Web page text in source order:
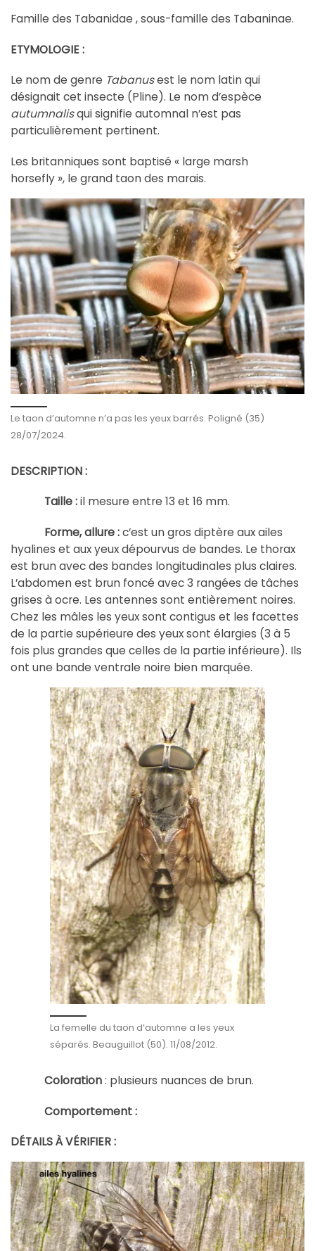
Famille des Tabanidae , sous-famille des Tabaninae.
ETYMOLOGIE :
Le nom de genre Tabanusest le nom latin qui
désignait cet insecte (Pline). Le nom d’espèce
autumnalisqui signifie automnal n’est pas
particulièrement pertinent.
Les britanniques sont baptisé « large marsh
horsefly », le grand taon des marais.
Le taon d’automne n’a pas les yeux barrés. Poligné (35)
28/07/2024.
DESCRIPTION :
Taille :il mesure entre 13 et 16 mm.
Forme, allure :c’est un gros diptère aux ailes
hyalines et aux yeux dépourvus de bandes. Le thorax
est brun avec des bandes longitudinales plus claires.
L’abdomen est brun foncé avec 3 rangées de tâches
grises à ocre. Les antennes sont entièrement noires.
Chez les mâles les yeux sont contigus et les facettes
de la partie supérieure des yeux sont élargies (3 à 5
fois plus grandes que celles de la partie inférieure). Ils
ont une bande ventrale noire bien marquée.
La femelle du taon d’automne a les yeux
séparés. Beauguillot (50). 11/08/2012.
Coloration: plusieurs nuances de brun.
Comportement :
DÉTAILS À VÉRIFIER :